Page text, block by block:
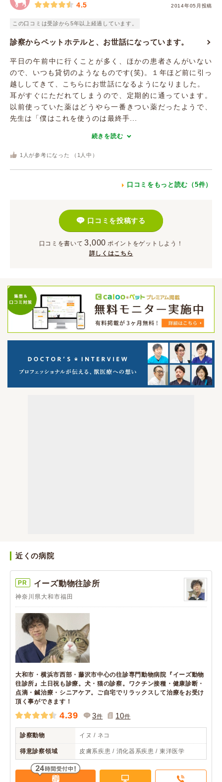
2014年05月投稿
4.5
この口コミは受診から5年以上経過しています。
診察からペットホテルと、お世話になっています。
平日の午前中に行くことが多く、ほかの患者さんがいない
ので、いつも貸切のようなものです(笑)。１年ほど前に引っ
越ししてきて、こちらにお世話になるようになりました。
耳がすぐにただれてしまうので、定期的に通っています。
以前使っていた薬はどうやら一番きつい薬だったようで、
先生は「僕はこれを使うのは最終手...
続きを読む
1 人が参考になった （ 1 人中）
口コミをもっと読む（5件）
口コミを投稿する
口コミを書いて 3,000 ポイント をゲットしよう！
詳しくはこちら
近くの病院
PR イーズ動物往診所
神奈川県大和市福田
大和市・横浜市西部・藤沢市中心の往診専門動物病院『イーズ動物
往診所』土日祝も診療。犬・猫の診察。ワクチン接種・健康診断・
点滴・鍼治療・シニアケア。ご自宅でリラックスして治療をお受け
頂く事ができます！
4.39 3件 10件
診察動物 イヌ / ネコ
得意診察領域 皮膚系疾患 / 消化器系疾患 / 東洋医学